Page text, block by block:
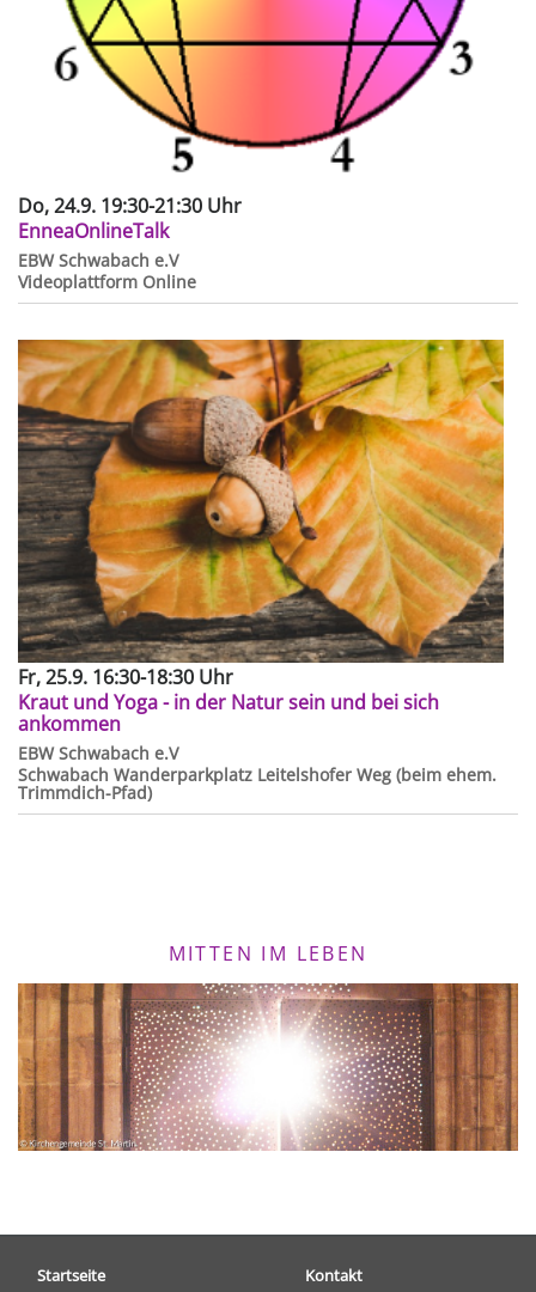
Do, 24.9. 19:30-21:30 Uhr
EnneaOnlineTalk
EBW Schwabach e.V
Videoplattform Online
Fr, 25.9. 16:30-18:30 Uhr
Kraut und Yoga - in der Natur sein und bei sich
ankommen
EBW Schwabach e.V
Schwabach Wanderparkplatz Leitelshofer Weg (beim ehem.
Trimmdich-Pfad)
MITTEN IM LEBEN
Hauptnavigation
Startseite
Fußbereichsmenü
Kontakt